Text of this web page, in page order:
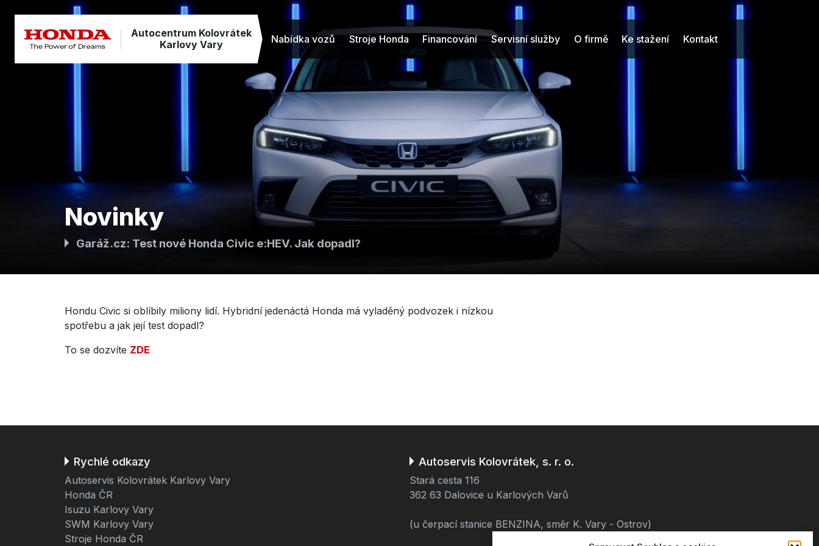
Autocentrum Kolovrátek
Karlovy Vary
Nabídka vozů Stroje Honda Financování Servisní služby O firmě Ke stažení Kontakt
Novinky
Garáž.cz: Test nové Honda Civic e:HEV. Jak dopadl?
Hondu Civic si oblíbily miliony lidí. Hybridní jedenáctá Honda má vyladěný podvozek i nízkou
spotřebu a jak její test dopadl?
To se dozvíte ZDE
Rychlé odkazy
Autoservis Kolovrátek Karlovy Vary
Honda ČR
Isuzu Karlovy Vary
SWM Karlovy Vary
Stroje Honda ČR
Autoservis Kolovrátek, s. r. o.
Stará cesta 116
362 63 Dalovice u Karlových Varů
(u čerpací stanice BENZINA, směr K. Vary - Ostrov)